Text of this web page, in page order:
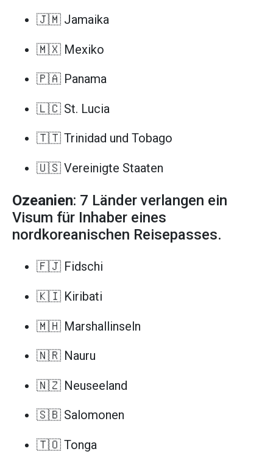
🇯🇲 Jamaika
🇲🇽 Mexiko
🇵🇦 Panama
🇱🇨 St. Lucia
🇹🇹 Trinidad und Tobago
🇺🇸 Vereinigte Staaten
Ozeanien: 7 Länder verlangen ein
Visum für Inhaber eines
nordkoreanischen Reisepasses.
🇫🇯 Fidschi
🇰🇮 Kiribati
🇲🇭 Marshallinseln
🇳🇷 Nauru
🇳🇿 Neuseeland
🇸🇧 Salomonen
🇹🇴 Tonga